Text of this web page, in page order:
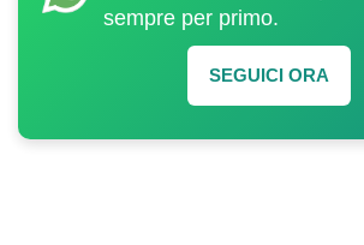
sempre per primo.
SEGUICI ORA